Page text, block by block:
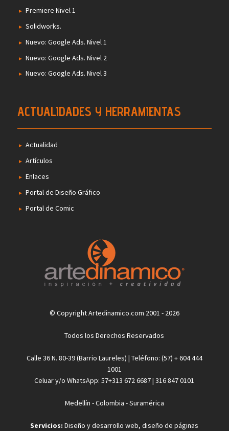
Premiere Nivel 1
Solidworks.
Nuevo: Google Ads. Nivel 1
Nuevo: Google Ads. Nivel 2
Nuevo: Google Ads. Nivel 3
ACTUALIDADES Y HERRAMIENTAS
Actualidad
Artículos
Enlaces
Portal de Diseño Gráfico
Portal de Comic
© Copyright Artedinamico.com 2001 - 2026
Todos los Derechos Reservados
Calle 36 N. 80-39 (Barrio Laureles) | Teléfono: (57) + 604 444
1001
Celuar y/o WhatsApp: 57+313 672 6687 | 316 847 0101
Medellín - Colombia - Suramérica
Servicios:Diseño y desarrollo web, diseño de páginas